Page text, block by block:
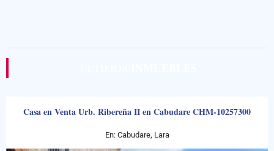
Casa en Venta Urb. Ribereña II en Cabudare CHM-10257300
En: Cabudare, Lara